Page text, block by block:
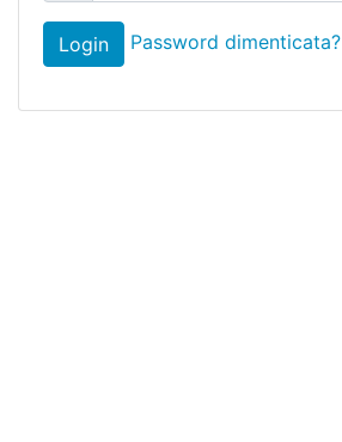
Login Password dimenticata?